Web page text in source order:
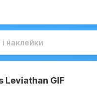
Leviathan GIF